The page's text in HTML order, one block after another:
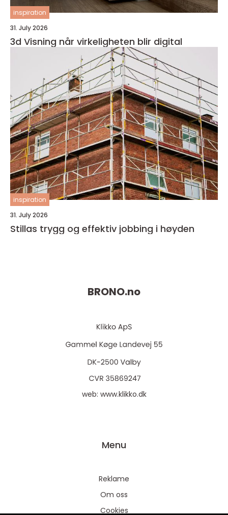
inspiration
31. July 2026
3d Visning når virkeligheten blir digital
inspiration
31. July 2026
Stillas trygg og effektiv jobbing i høyden
BRONO.no
web: www.klikko.dk
Menu
Reklame
Om oss
Cookies